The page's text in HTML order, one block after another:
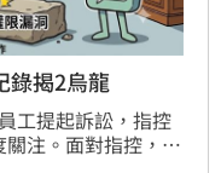
錄揭2烏龍
工提起訴訟，指控
注。面對指控，